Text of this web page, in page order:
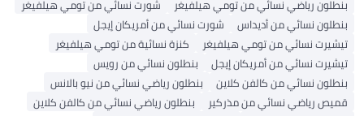
بنطلون رياضي نسائي من تومي هيلفيغر
شورت نسائي من تومي هيلفيغر
بنطلون نسائي من أديداس
شورت نسائي من أمريكان إيجل
تيشيرت نسائي من تومي هيلفيغر
كنزة نسائية من تومي هيلفيغر
تيشيرت نسائي من أمريكان إيجل
بنطلون نسائي من رويس
بنطلون نسائي من كالفن كلاين
بنطلون رياضي نسائي من نيو بالانس
قميص رياضي نسائي من مذركير
بنطلون رياضي نسائي من كالفن كلاين